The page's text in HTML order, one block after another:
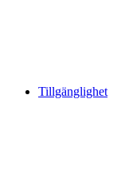
Tillgänglighet